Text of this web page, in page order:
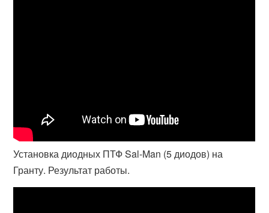
Установка диодных ПТФ Sal-Man (5 диодов) на
Гранту. Результат работы.